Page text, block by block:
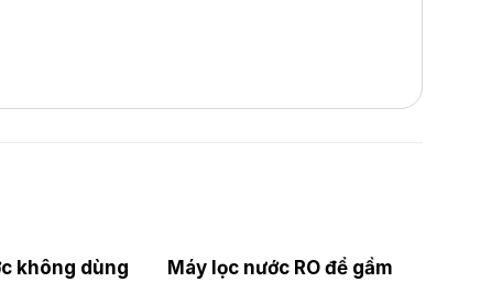
không dùng
Máy lọc nước RO để gầm